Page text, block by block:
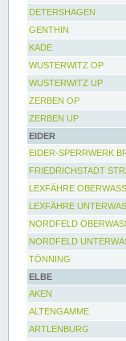
DETERSHAGEN
GENTHIN
KADE
WUSTERWITZ OP
WUSTERWITZ UP
ZERBEN OP
ZERBEN UP
EIDER
EIDER-SPERRWERK
FRIEDRICHSTADT
LEXFÄHRE
LEXFÄHRE
NORDFELD
NORDFELD
TÖNNING
ELBE
AKEN
ALTENGAMME
ARTLENBURG